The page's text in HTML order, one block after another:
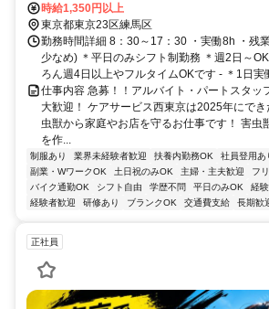
時給1,350円以上
東京都東京23区練馬区
勤務時間詳細 8：30～17：30 ・実働8h ・残
少なめ) ＊平日のみシフト制勤務 ＊週2日～
ろん週4日以上やフルタイムOKです - ＊1日実
仕事内容 急募！！アルバイト・パートスタッ
大歓迎！ ケアサービス西東京は2025年にで
虫獣から家庭やお店を守るお仕事です！ 害虫
を作...
制服あり 業界未経験者歓迎 扶養内勤務OK 社員登用あ
副業・WワークOK
土日祝のみOK 主婦・主夫歓迎
フ
バイク通勤OK
シフト自由 学歴不問 平日のみOK 経
経験者歓迎
研修あり ブランクOK 交通費支給 長期歓
正社員